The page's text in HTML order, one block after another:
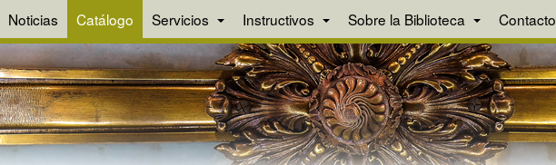
Noticias Catálogo Servicios Instructivos Sobre la Biblioteca Contacto